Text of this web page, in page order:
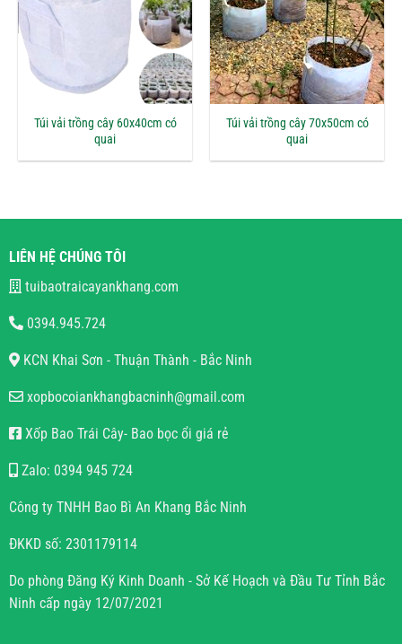
Túi vải trồng cây 60x40cm có
quai
Túi vải trồng cây 70x50cm có
quai
LIÊN HỆ CHÚNG TÔI
tuibaotraicayankhang.com
0394.945.724
KCN Khai Sơn - Thuận Thành - Bắc Ninh
xopbocoiankhangbacninh@gmail.com
Xốp Bao Trái Cây- Bao bọc ổi giá rẻ
Zalo: 0394 945 724
Công ty TNHH Bao Bì An Khang Bắc Ninh
ĐKKD số: 2301179114
Do phòng Đăng Ký Kinh Doanh - Sở Kế Hoạch và Đầu Tư Tỉnh Bắc
Ninh cấp ngày 12/07/2021